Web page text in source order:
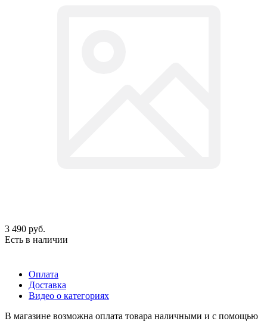
3 490 руб.
Есть в наличии
Оплата
Доставка
Видео о категориях
В магазине возможна оплата товара наличными и с помощью